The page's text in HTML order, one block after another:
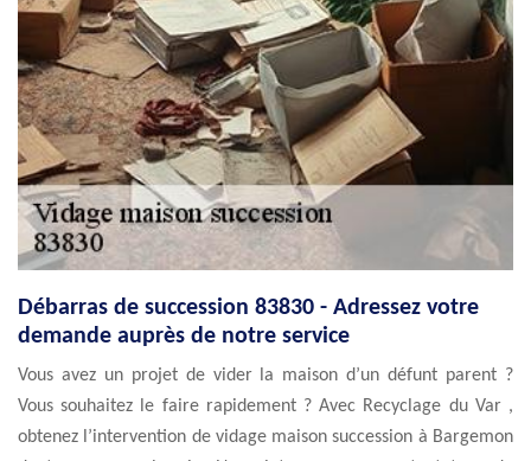
Débarras de succession 83830 - Adressez votre
demande auprès de notre service
Vous avez un projet de vider la maison d’un défunt parent ?
Vous souhaitez le faire rapidement ? Avec Recyclage du Var ,
obtenez l’intervention de vidage maison succession à Bargemon